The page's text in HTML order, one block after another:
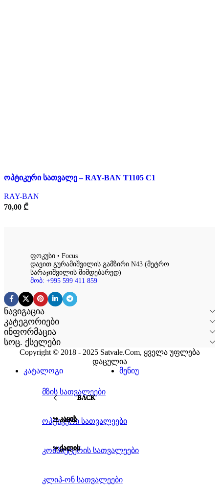
ოპტიკური სათვალე – RAY-BAN T1105 C1
RAY-BAN
70,00 ₾
ფოკუსი • Focus
დავით გურამიშვილის გამზირი N43 (მეტრო
სარაჯიშვილის მიმდებარედ)
მობ: +995 599 411 859
ნავიგაცია
კატეგორიები
ინფორმაცია
სოც. ქსელები
Copyright © 2018 - 2025 Satvale.Com, ყველა უფლება
დაცულია
მენიუ
კატალოგი
მზის სათვალეები
ოპტიკური სათვალეები
BACK
↪ ᲙᲐᲪᲘᲡ
↪ ᲥᲐᲚᲘᲡ
კომპიუტერის სათვალეები
BACK
↪ ᲙᲐᲪᲘᲡ
↪ ᲥᲐᲚᲘᲡ
კლიპ-ონ სათვალეები
BACK
↪ ᲙᲐᲪᲘᲡ
↪ ᲥᲐᲚᲘᲡ